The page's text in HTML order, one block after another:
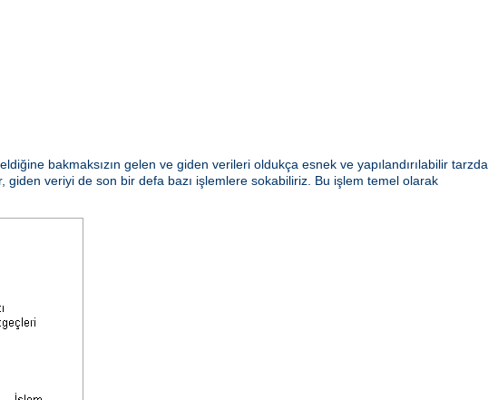
bakmaksızın gelen ve giden verileri oldukça esnek ve yapılandırılabilir tarzda
veriyi de son bir defa bazı işlemlere sokabiliriz. Bu işlem temel olarak